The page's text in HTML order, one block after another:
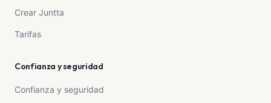
Crear Juntta
Tarifas
Confianza y seguridad
Confianza y seguridad